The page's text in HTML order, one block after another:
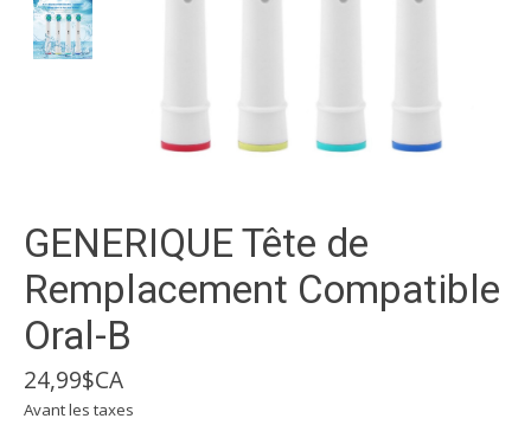
GENERIQUE Tête de
Remplacement Compatible
Oral-B
24,99$CA
Avant les taxes